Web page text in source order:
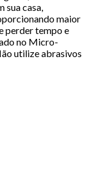
sua casa,
maior
perder tempo e
no Micro-
utilize abrasivos